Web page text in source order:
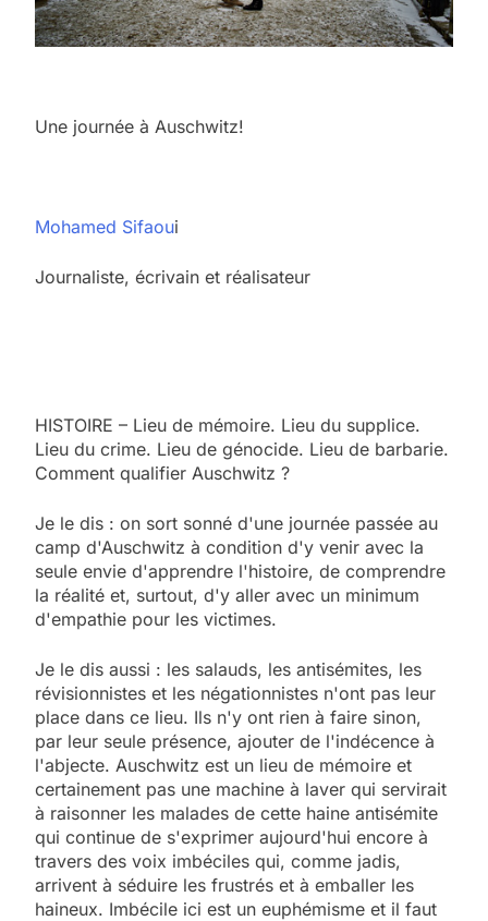
Une journée à Auschwitz!
Mohamed Sifaoui
Journaliste, écrivain et réalisateur
HISTOIRE – Lieu de mémoire. Lieu du supplice.
Lieu du crime. Lieu de génocide. Lieu de barbarie.
Comment qualifier Auschwitz ?
Je le dis : on sort sonné d'une journée passée au
camp d'Auschwitz à condition d'y venir avec la
seule envie d'apprendre l'histoire, de comprendre
la réalité et, surtout, d'y aller avec un minimum
d'empathie pour les victimes.
Je le dis aussi : les salauds, les antisémites, les
révisionnistes et les négationnistes n'ont pas leur
place dans ce lieu. Ils n'y ont rien à faire sinon,
par leur seule présence, ajouter de l'indécence à
l'abjecte. Auschwitz est un lieu de mémoire et
certainement pas une machine à laver qui servirait
à raisonner les malades de cette haine antisémite
qui continue de s'exprimer aujourd'hui encore à
travers des voix imbéciles qui, comme jadis,
arrivent à séduire les frustrés et à emballer les
haineux. Imbécile ici est un euphémisme et il faut